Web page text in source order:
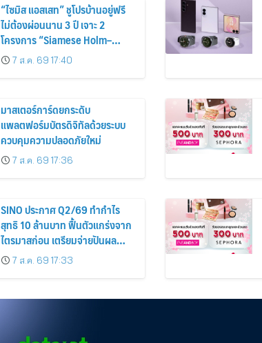
“ไซมิส แอสเสท” ชูโปรบ้านอยู่ฟรี
ไม่ต้องผ่อนนาน 3 ปี เจาะ 2
โครงการ “Siamese Holm–
Siamese Blossom” พร้อม
ส่วนลดและสิทธิพิเศษถึง 31
7 ส.ค. 69 17:40
มาสเตอร์การ์ดยกระดับ
แพลตฟอร์มบัตรดิจิทัลด้วยระบบ
ควบคุมความปลอดภัยใหม่
7 ส.ค. 69 17:36
SINO ประกาศ Q2/69 ทำกำไร
สุทธิ 10 ล้านบาท ฟื้นตัวแกร่งจาก
ไตรมาสก่อน เตรียมจ่ายปันผล
ระหว่างกาล 0.014423 บาทต่อหุ้น
ครึ่งปีหลังมุ่งเติบโตต่อเนื่อง
7 ส.ค. 69 17:33